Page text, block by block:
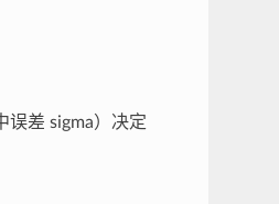
误差 sigma）决定